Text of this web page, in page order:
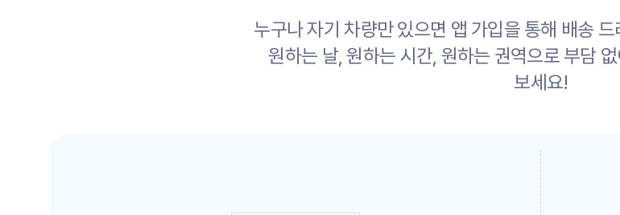
누구나 자기 차량만 있으면 앱 가입을 통해 배송
원하는 날, 원하는 시간, 원하는 권역으로 부담
보세요!